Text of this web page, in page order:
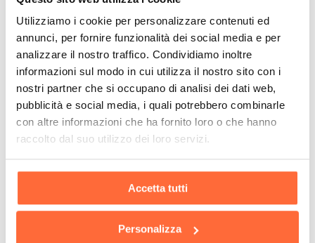
Utilizziamo i cookie per personalizzare contenuti ed
annunci, per fornire funzionalità dei social media e per
analizzare il nostro traffico. Condividiamo inoltre
informazioni sul modo in cui utilizza il nostro sito con i
nostri partner che si occupano di analisi dei dati web,
pubblicità e social media, i quali potrebbero combinarle
con altre informazioni che ha fornito loro o che hanno
raccolto dal suo utilizzo dei loro servizi.
Accetta tutti
Personalizza